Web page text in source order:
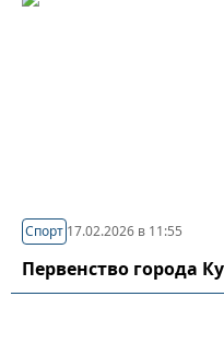
Спорт 17.02.2026 в 11:55
Первенство города